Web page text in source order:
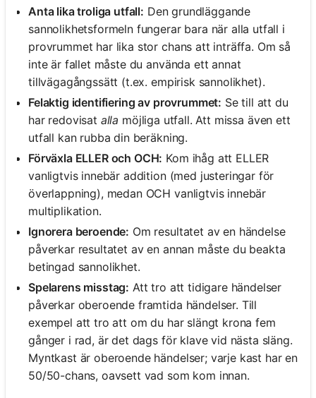
Anta lika troliga utfall: Den grundläggande
sannolikhetsformeln fungerar bara när alla utfall i
provrummet har lika stor chans att inträffa. Om så
inte är fallet måste du använda ett annat
tillvägagångssätt (t.ex. empirisk sannolikhet).
Felaktig identifiering av provrummet: Se till att du
har redovisat alla möjliga utfall. Att missa även ett
utfall kan rubba din beräkning.
Förväxla ELLER och OCH: Kom ihåg att ELLER
vanligtvis innebär addition (med justeringar för
överlappning), medan OCH vanligtvis innebär
multiplikation.
Ignorera beroende: Om resultatet av en händelse
påverkar resultatet av en annan måste du beakta
betingad sannolikhet.
Spelarens misstag: Att tro att tidigare händelser
påverkar oberoende framtida händelser. Till
exempel att tro att om du har slängt krona fem
gånger i rad, är det dags för klave vid nästa släng.
Myntkast är oberoende händelser; varje kast har en
50/50-chans, oavsett vad som kom innan.